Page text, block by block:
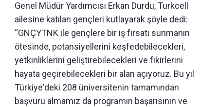
Genel Müdür Yardımcısı Erkan Durdu, Turkcell
ailesine katılan gençleri kutlayarak şöyle dedi:
“GNÇYTNK ile gençlere bir iş fırsatı sunmanın
ötesinde, potansiyellerini keşfedebilecekleri,
yetkinliklerini geliştirebilecekleri ve fikirlerini
hayata geçirebilecekleri bir alan açıyoruz. Bu yıl
Türkiye'deki 208 üniversitenin tamamından
başvuru almamız da programın başarısının ve